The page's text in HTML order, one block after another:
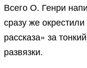
Всего О. Генри
сразу же
рассказа» за
развязки.